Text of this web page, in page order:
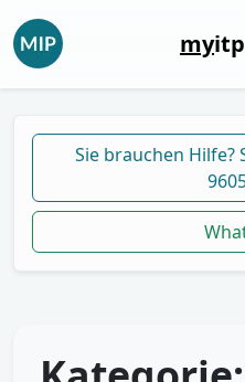
my
Sie brauchen